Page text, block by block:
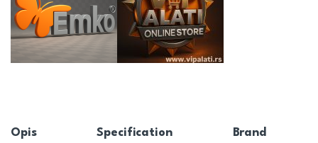
Opis Specification Brand